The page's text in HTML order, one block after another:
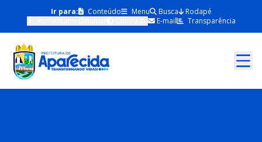
Ir para: Conteúdo Menu Busca Rodapé
E-mail Transparência